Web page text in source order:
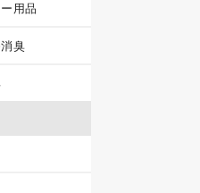
用品
臭